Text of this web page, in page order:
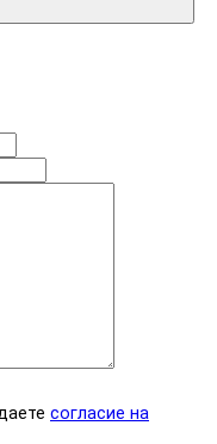
согласие на